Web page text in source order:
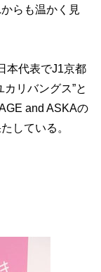
らも温かく見
本代表でJ1京都
リバングス”と
and ASKAの
している。